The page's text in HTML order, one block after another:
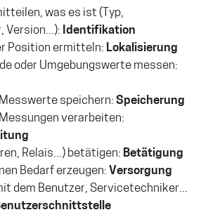
was es ist (Typ,
Version...): Identifikation
Position ermitteln: Lokalisierung
oder Umgebungswerte messen:
speichern: Speicherung
verarbeiten:
Relais...) betätigen: Betätigung
Bedarf erzeugen: Versorgung
dem Benutzer, Servicetechniker...